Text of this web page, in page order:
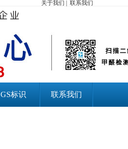
关于我们 联系我们
GS标识 联系我们